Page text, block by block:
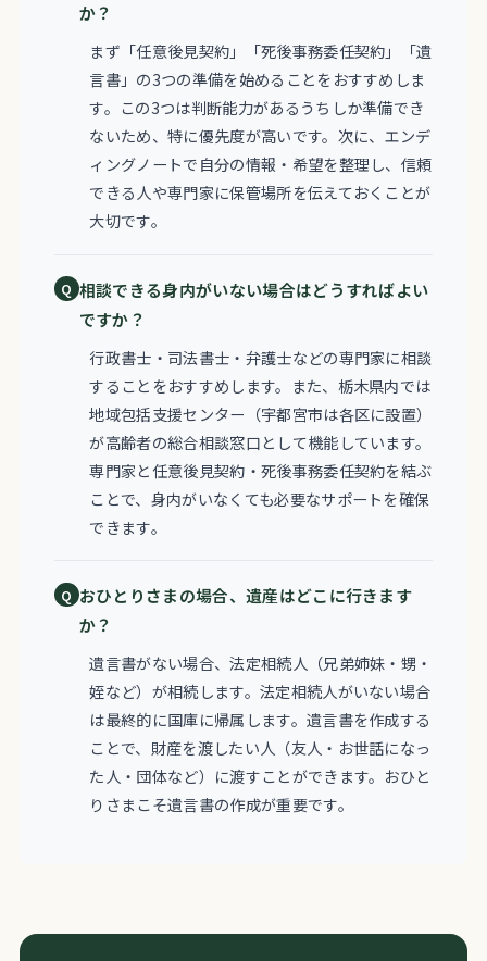
か？
まず「任意後見契約」「死後事務委任契約」「遺
言書」の3つの準備を始めることをおすすめしま
す。この3つは判断能力があるうちしか準備でき
ないため、特に優先度が高いです。次に、エンデ
ィングノートで自分の情報・希望を整理し、信頼
できる人や専門家に保管場所を伝えておくことが
大切です。
相談できる身内がいない場合はどうすればよい
ですか？
行政書士・司法書士・弁護士などの専門家に相談
することをおすすめします。また、栃木県内では
地域包括支援センター（宇都宮市は各区に設置）
が高齢者の総合相談窓口として機能しています。
専門家と任意後見契約・死後事務委任契約を結ぶ
ことで、身内がいなくても必要なサポートを確保
できます。
おひとりさまの場合、遺産はどこに行きます
か？
遺言書がない場合、法定相続人（兄弟姉妹・甥・
姪など）が相続します。法定相続人がいない場合
は最終的に国庫に帰属します。遺言書を作成する
ことで、財産を渡したい人（友人・お世話になっ
た人・団体など）に渡すことができます。おひと
りさまこそ遺言書の作成が重要です。